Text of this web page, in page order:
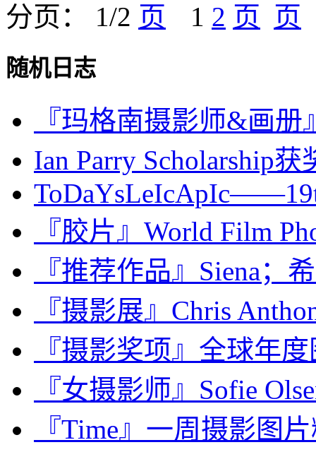
分页： 1/2 1 2
随机日志
『玛格南摄影师&画册
Ian Parry Scholarship获
『胶片』World Film
『推荐作品』Siena；
『摄影展』Chris
『摄影奖项』全球年
『女摄影师』Sofie
『Time』一周摄影图